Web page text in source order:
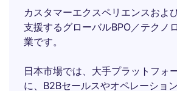
カスタマーエクスペリエンスおよ
支援するグローバルBPO／テクノ
業です。
日本市場では、大手プラットフォ
に、B2Bセールスやオペレーショ